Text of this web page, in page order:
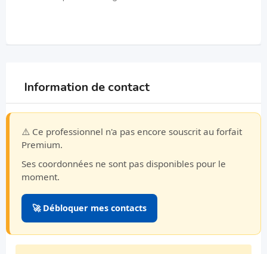
Information de contact
⚠️ Ce professionnel n'a pas encore souscrit au forfait
Premium.
Ses coordonnées ne sont pas disponibles pour le
moment.
🚀 Débloquer mes contacts